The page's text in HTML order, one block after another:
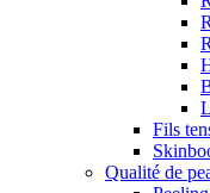
Fils
Qualité de